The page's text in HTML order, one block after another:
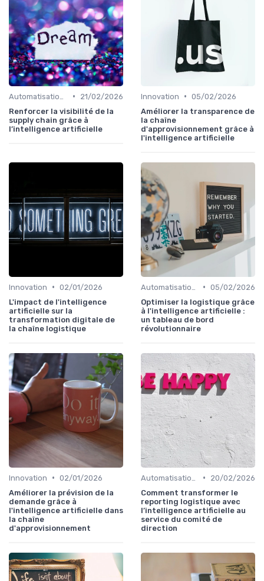
•
21/02/2026
Renforcer la visibilité de la
supply chain grâce à
l’intelligence artificielle
Innovation • 05/02/2026
Améliorer la transparence de
la chaîne
d'approvisionnement grâce à
l'intelligence artificielle
Innovation • 02/01/2026
L'impact de l'intelligence
artificielle sur la
transformation digitale de
la chaîne logistique
• 05/02/2026
Optimiser la logistique grâce
à l'intelligence artificielle :
un tableau de bord
révolutionnaire
Innovation • 02/01/2026
Améliorer la prévision de la
demande grâce à
l'intelligence artificielle dans
la chaîne
d'approvisionnement
•
20/02/2026
Comment transformer le
reporting logistique avec
l’intelligence artificielle au
service du comité de
direction